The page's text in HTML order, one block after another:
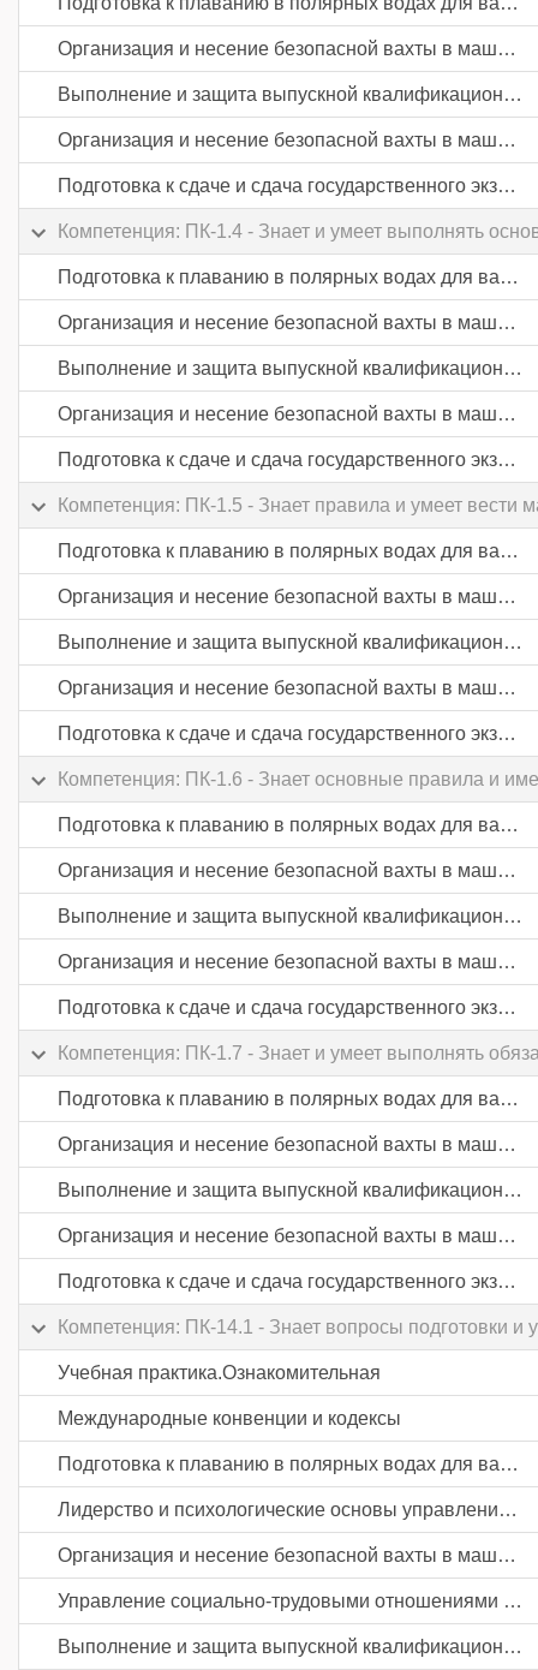
Организация и несение безопасной вахты в машинном отделении судов
Выполнение и защита выпускной квалификационной работы
Организация и несение безопасной вахты в машинном отделении судов
Подготовка к сдаче и сдача государственного экзамена
Компетенция: ПК-1.4 - Знает и умеет выполнять
Подготовка к плаванию в полярных водах для вахтенных механиков
Организация и несение безопасной вахты в машинном отделении судов
Выполнение и защита выпускной квалификационной работы
Организация и несение безопасной вахты в машинном отделении судов
Подготовка к сдаче и сдача государственного экзамена
Компетенция: ПК-1.5 - Знает правила и умеет вести
Подготовка к плаванию в полярных водах для вахтенных механиков
Организация и несение безопасной вахты в машинном отделении судов
Выполнение и защита выпускной квалификационной работы
Организация и несение безопасной вахты в машинном отделении судов
Подготовка к сдаче и сдача государственного экзамена
Компетенция: ПК-1.6 - Знает основные правила и
Подготовка к плаванию в полярных водах для вахтенных механиков
Организация и несение безопасной вахты в машинном отделении судов
Выполнение и защита выпускной квалификационной работы
Организация и несение безопасной вахты в машинном отделении судов
Подготовка к сдаче и сдача государственного экзамена
Компетенция: ПК-1.7 - Знает и умеет выполнять
Подготовка к плаванию в полярных водах для вахтенных механиков
Организация и несение безопасной вахты в машинном отделении судов
Выполнение и защита выпускной квалификационной работы
Организация и несение безопасной вахты в машинном отделении судов
Подготовка к сдаче и сдача государственного экзамена
Компетенция: ПК-14.1 - Знает вопросы подготовки и
Учебная практика.Ознакомительная
Международные конвенции и кодексы
Подготовка к плаванию в полярных водах для вахтенных механиков
Лидерство и психологические основы управления экипажем судна
Организация и несение безопасной вахты в машинном отделении судов
Управление социально-трудовыми отношениями в судовых экипажах
Выполнение и защита выпускной квалификационной работы